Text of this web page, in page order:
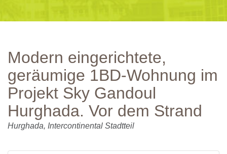
Modern eingerichtete,
geräumige 1BD-Wohnung im
Projekt Sky Gandoul
Hurghada. Vor dem Strand
Hurghada, Intercontinental Stadtteil